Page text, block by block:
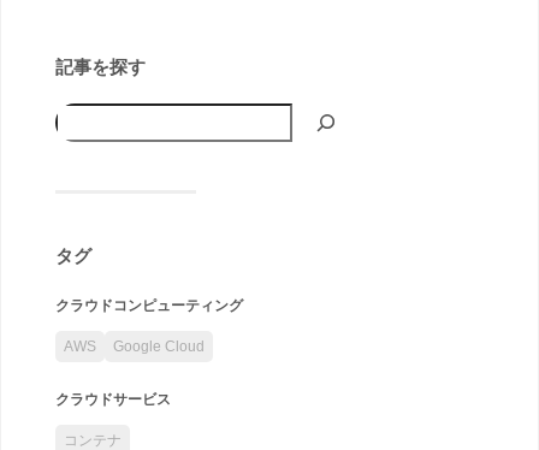
記事を探す
タグ
クラウドコンピューティング
AWS Google Cloud
クラウドサービス
コンテナ